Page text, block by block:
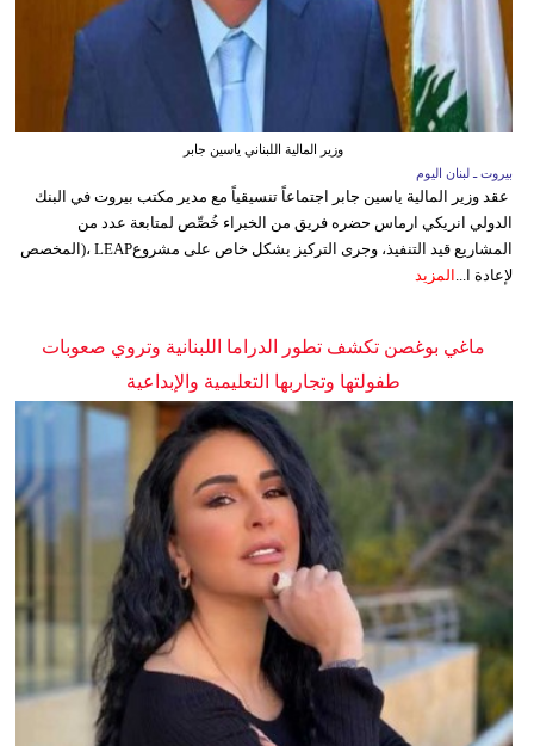
وزير المالية اللبناني ياسين جابر
بيروت ـ لبنان اليوم
عقد وزير المالية ياسين جابر اجتماعاً تنسيقياً مع مدير مكتب بيروت في البنك
الدولي انريكي ارماس حضره فريق من الخبراء خُصِّص لمتابعة عدد من
المشاريع قيد التنفيذ، وجرى التركيز بشكل خاص على مشروعLEAP ،(المخصص
لإعادة ا...
المزيد
ماغي بوغصن تكشف تطور الدراما اللبنانية وتروي صعوبات
طفولتها وتجاربها التعليمية والإبداعية